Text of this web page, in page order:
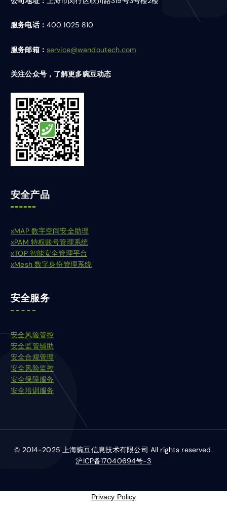
服务电话： 400 1025 810
服务邮箱： service@wandoutech.com
关注公众号，了解更多豌豆动态
安全产品
xMAP 数字空间安全助理
xPAM 特权账号管理系统
xTOP 智能安全管理平台
xMesh 数字身份管理系统
安全服务
安全风险管控
安全监管辅助
安全合规管理
安全风险监控
安全保障服务
安全培训服务
© 2014-2025 上海豌豆信息技术有限公司 All rights reserved.
沪ICP备17040694号-3
Privacy Policy